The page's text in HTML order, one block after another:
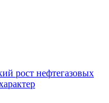
рост нефтегазовых